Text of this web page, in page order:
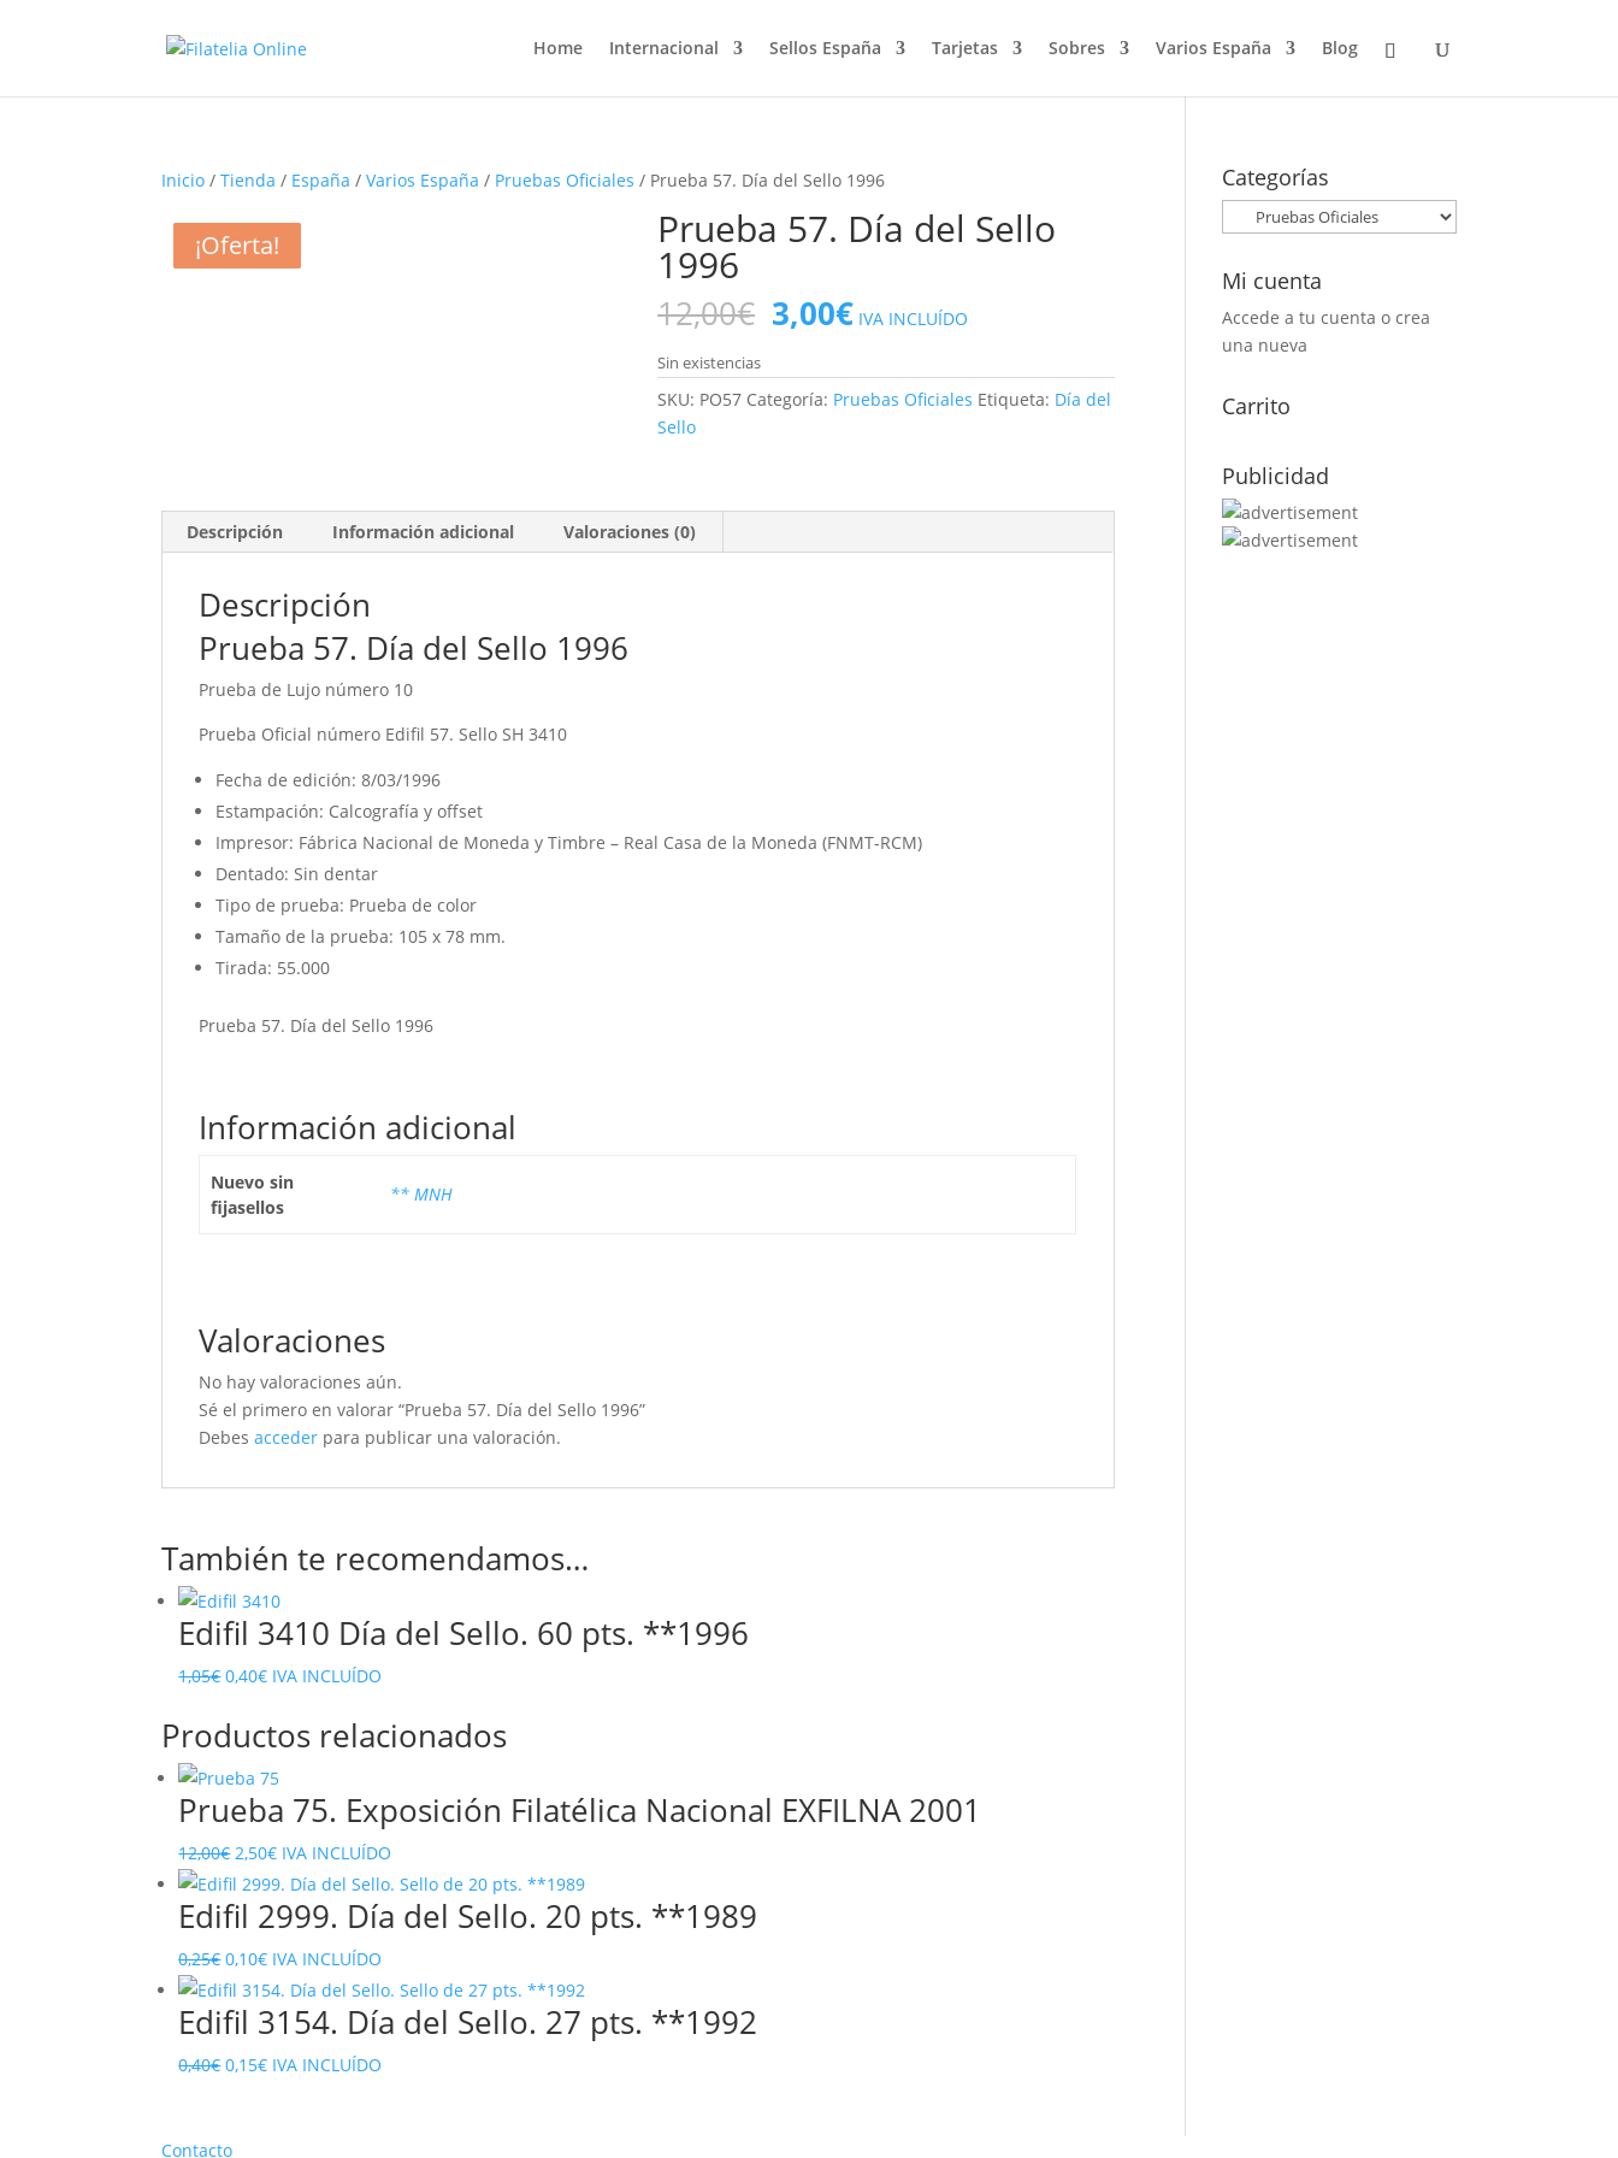
Home Internacional Sellos España Tarjetas Sobres Varios España Blog
Inicio /Tienda / España /Varios España / Pruebas Oficiales / Prueba 57. Día del Sello 1996
¡Oferta! Prueba 57. Día del Sello
1996
12,00€ El
precio
original
era:
12,00€.
3,00€El
precio
actual
es:
IVA INCLUÍDO
Sin existencias
SKU: PO57 Categoría: Pruebas Oficiales Etiqueta: Día del
Sello
Descripción Información adicional Valoraciones (0)
Descripción
Prueba 57. Día del Sello 1996
Prueba de Lujo número 10
Prueba Oficial número Edifil 57. Sello SH 3410
Fecha de edición: 8/03/1996
Estampación: Calcografía y offset
Impresor: Fábrica Nacional de Moneda y Timbre – Real Casa de la Moneda (FNMT-RCM)
Dentado: Sin dentar
Tipo de prueba: Prueba de color
Tamaño de la prueba: 105 x 78 mm.
Tirada: 55.000
Prueba 57. Día del Sello 1996
Información adicional
Nuevo sin
fijasellos
** MNH
Valoraciones
No hay valoraciones aún.
Sé el primero en valorar “Prueba 57. Día del Sello 1996”
Debesacceder para publicar una valoración.
También te recomendamos…
¡Oferta!
Edifil 3410 Día del Sello. 60 pts. **1996
1,05€El
original
era:
1,05€.
0,40€El
actual
es:
0,40€.
IVA INCLUÍDO
Productos relacionados
¡Oferta!
Prueba 75. Exposición Filatélica Nacional EXFILNA 2001
12,00€ El
precio
original
2,50€El
precio
actual
IVA INCLUÍDO
¡Oferta!
Edifil 2999. Día del Sello. 20 pts. **1989
0,25€El
precio
original
0,10€El
precio
actual
IVA INCLUÍDO
¡Oferta!
Edifil 3154. Día del Sello. 27 pts. **1992
0,40€El
0,15€ElIVA INCLUÍDO
Categorías
Mi cuenta
Accede a tu cuenta o crea
una nueva
Carrito
Publicidad
Contacto